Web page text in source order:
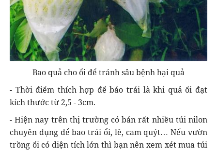
Bao quả cho ổi để tránh sâu bệnh hại quả
- Thời điểm thích hợp để báo trái là khi quả ổi đạt
kích thước từ 2,5 - 3cm.
- Hiện nay trên thị trường có bán rất nhiều túi nilon
chuyên dụng để bao trái ổi, lê, cam quýt… Nếu vườn
trồng ổi có diện tích lớn thì bạn nên xem xét mua túi